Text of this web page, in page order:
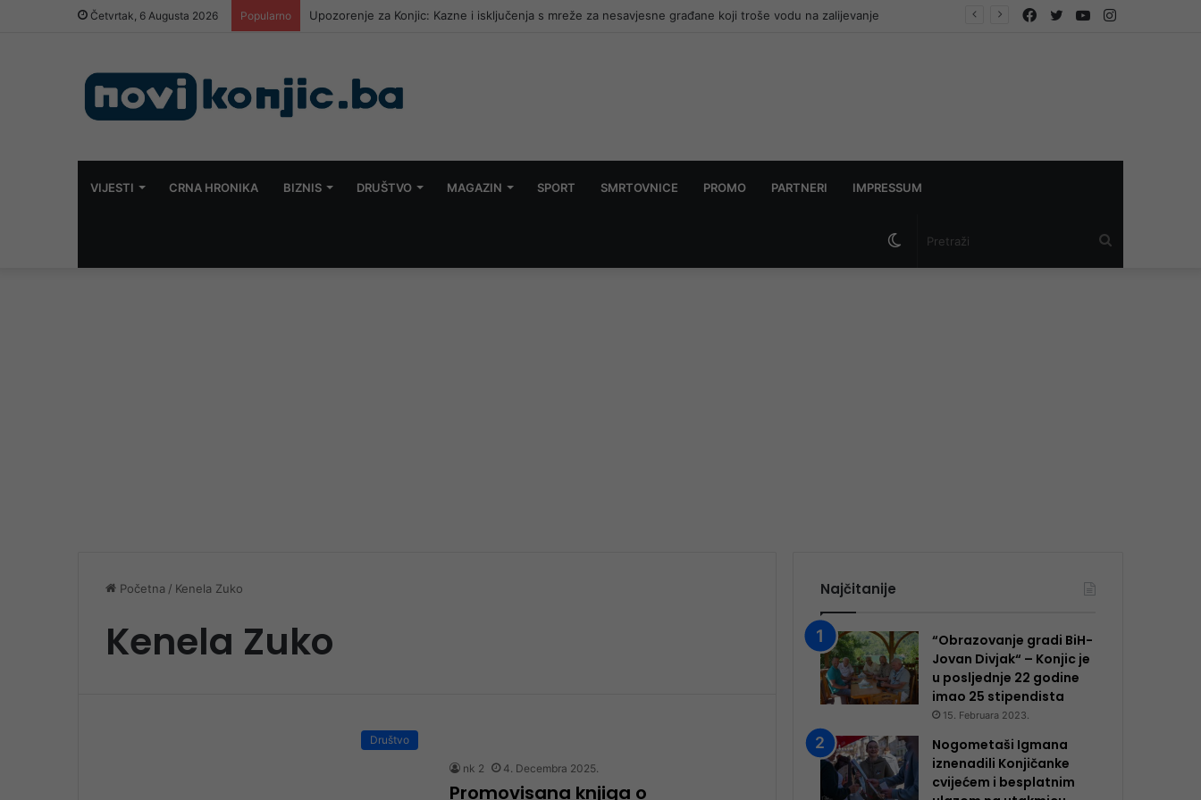
Četvrtak, 6 Augusta 2026 Popularno Upozorenje za Konjic: Kazne i isključenja s mreže za nesavjesne građane koji troše vodu na zalijevanje YouTube
Twitter
Facebook
VIJESTI CRNA HRONIKA BIZNIS DRUŠTVO MAGAZIN SPORT SMRTOVNICE PROMO PARTNERI IMPRESSUM
Switch
Početna / Kenela Zuko
Kenela Zuko
Društvo
nk 2 4. Decembra 2025.
Promovisana knjiga o
Najčitanije
“Obrazovanje gradi BiH-
Jovan Divjak“ – Konjic je
u posljednje 22 godine
imao 25 ​​stipendista
15. Februara 2023.
Nogometaši Igmana
iznenadili Konjičanke
cvijećem i besplatnim